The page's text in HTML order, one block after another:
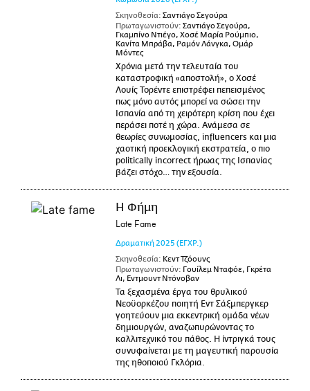
Σκηνοθεσία: Σαντιάγο Σεγούρα
Πρωταγωνιστούν: Σαντιάγο Σεγούρα,
Γκαμπίνο Ντιέγο, Χοσέ Μαρία Ρούμπιο,
Κανίτα Μπράβα, Ραμόν Λάνγκα, Ομάρ
Μόντες
Χρόνια μετά την τελευταία του
καταστροφική «αποστολή», ο Χοσέ
Λουίς Τορέντε επιστρέφει πεπεισμένος
πως μόνο αυτός μπορεί να σώσει την
Ισπανία από τη χειρότερη κρίση που έχει
περάσει ποτέ η χώρα. Ανάμεσα σε
θεωρίες συνωμοσίας, influencers και μια
χαοτική προεκλογική εκστρατεία, ο πιο
politically incorrect ήρωας της Ισπανίας
βάζει στόχο… την εξουσία.
Η Φήμη
Late Fame
Δραματική 2025 (ΕΓΧΡ.)
Σκηνοθεσία: Κεντ Τζόουνς
Πρωταγωνιστούν: Γουίλεμ Νταφόε, Γκρέτα
Λι, Εντμουντ Ντόνοβαν
Τα ξεχασμένα έργα του θρυλικού
Νεοϋορκέζου ποιητή Εντ Σάξμπεργκερ
γοητεύουν μια εκκεντρική ομάδα νέων
δημιουργών, αναζωπυρώνοντας το
καλλιτεχνικό του πάθος. Η ίντριγκά τους
συνυφαίνεται με τη μαγευτική παρουσία
της ηθοποιού Γκλόρια.